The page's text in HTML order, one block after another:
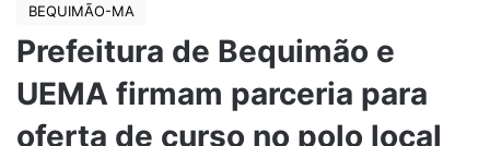
BEQUIMÃO-MA
Prefeitura de Bequimão e
UEMA firmam parceria para
oferta de curso no polo local